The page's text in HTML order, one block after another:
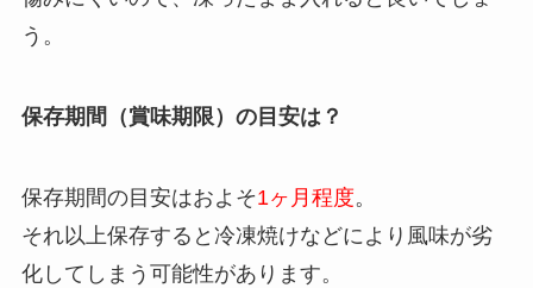
う。
保存期間（賞味期限）の目安は？
保存期間の目安はおよそ1ヶ月程度。
それ以上保存すると冷凍焼けなどにより風味が劣
化してしまう可能性があります。